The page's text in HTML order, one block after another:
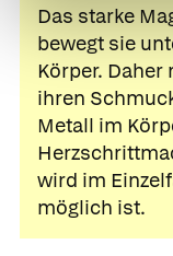
Das starke
bewegt sie
Körper.
ihren
Metall im
wird im
möglich ist.